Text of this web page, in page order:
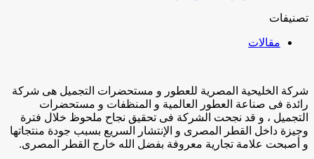
تصنيفات
مقالات
شركة الخليحية المصرية للعطور و مستحضرات التجميل هى شركة
رائدة فى صناعة العطور العالمية و المنظفات و مستحضرات
التجميل ، و قد نجحت الشركة فى تحقيق نجاح ملحوظ خلال فترة
وجيزة داخل القطر المصرى و الإنتشار السريع بسبب جودة منتجاتها
و أصبحت علامة تجارية معروفة بفضل الله خارج القطر المصرى.